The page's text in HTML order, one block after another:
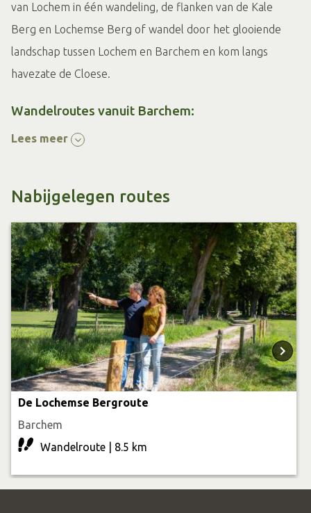
van Lochem in één wandeling, de flanken van de Kale
Berg en Lochemse Berg of wandel door het glooiende
landschap tussen Lochem en Barchem en kom langs
havezate de Cloese.
Wandelroutes vanuit Barchem:
Ommetje Barchem
Boschheurneroute
3 Lochemse Bergen
Kastelenroute
Doolhof Museum MORE
Stelkampsveld Borculo
Wandelkaart en route app
Met de wandelkaart (verkrijgbaar bij deAchterhoekse
VVV’sen Toeristische Informatiepunten) of via
Achterhoekse route-appkun je zelf een route
samenstellen.
Barchem Wandeldorp
de Kale Berg en de Lochemse Berg aan, isBarchemmet
Lees meer
Nabijgelegen routes
De Lochemse Bergroute
Barchem
Wandelroute | 8.5 km